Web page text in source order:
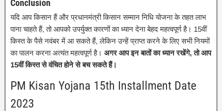
Conclusion
यदि आप किसान हैं और प्रधानमंत्री किसान सम्मान निधि योजना के तहत लाभ
पाना चाहते हैं, तो आपको उपर्युक्त कारणों का ध्यान देना बेहद महत्वपूर्ण है। 15वीं
किस्त के पैसे नवंबर में आ सकते हैं, लेकिन उन्हें प्राप्त करने के लिए सभी नियमों
का पालन करना अत्यंत महत्वपूर्ण है। अगर आप इन बातों का ध्यान रखेंगे, तो आप
15वीं किस्त से वंचित होने से बच सकते हैं।
PM Kisan Yojana 15th Installment Date
2023